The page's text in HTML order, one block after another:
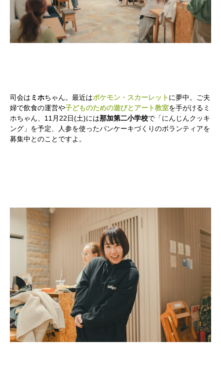
司会は ミホちゃん。最近はポケモン・スカーレット に夢中。ご夫
婦で飲食の運営や子どものための遊びとアート教室を手がけるミ
ホちゃん、11月22日(土)には那加第二小学校で「にんじんクッキ
ング」を予定、人参を使ったパンケーキづくりのボランティアを
募集中とのことですよ。